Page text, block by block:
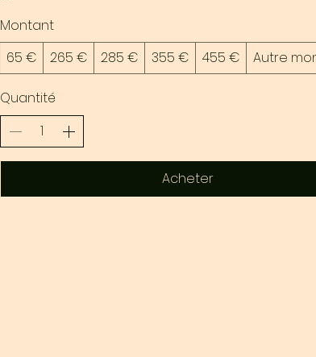
Montant
65 €
265 € 285 € 355 € 455 € Autre
Quantité
Acheter